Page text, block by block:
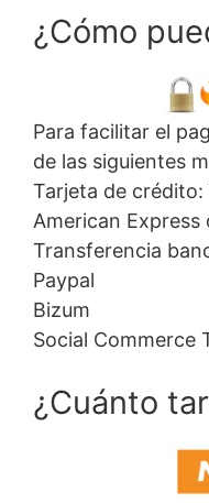
¿Cómo
Para facilitar el
de las siguientes
Tarjeta de
American
Transferencia
Paypal
Bizum
Social Commerce
¿Cuánto